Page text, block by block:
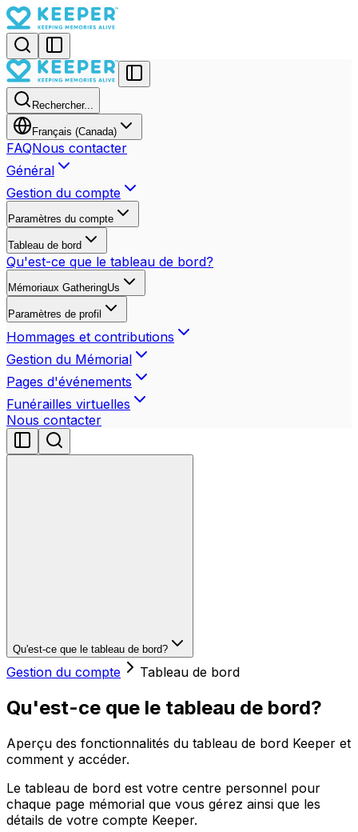
Rechercher...
Français (Canada)
FAQNous contacter
Général
Gestion du compte
Paramètres du compte
Tableau de bord
Qu'est-ce que le tableau de bord?
Mémoriaux GatheringUs
Paramètres de profil
Hommages et contributions
Gestion du Mémorial
Pages d'événements
Funérailles virtuelles
Nous contacter
Qu'est-ce que le tableau de bord?
Gestion du compte Tableau de bord
Qu'est-ce que le tableau de bord?
Aperçu des fonctionnalités du tableau de bord Keeper et
comment y accéder.
Le tableau de bord est votre centre personnel pour
chaque page mémorial que vous gérez ainsi que les
détails de votre compte Keeper.